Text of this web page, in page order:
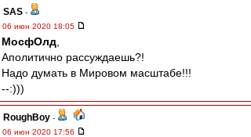
SAS -
06 июн 2020 18:05
МосфОлд
Аполитично рассуждаешь?!
Надо думать в Мировом масштабе!!!
--:)))
RoughBoy -
06 июн 2020 17:56